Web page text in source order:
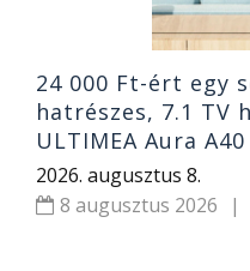
24 000 Ft-ért egy
hatrészes, 7.1 TV
ULTIMEA Aura A40
2026. augusztus 8.
8 augusztus 2026
|